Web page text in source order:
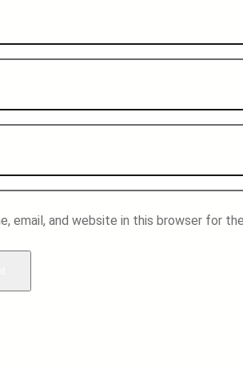
email, and website in this browser for